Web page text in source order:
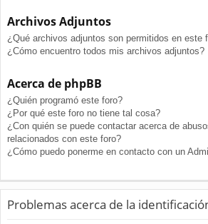
Archivos Adjuntos
¿Qué archivos adjuntos son permitidos en este
¿Cómo encuentro todos mis archivos adjuntos?
Acerca de phpBB
¿Quién programó este foro?
¿Por qué este foro no tiene tal cosa?
¿Con quién se puede contactar acerca de
relacionados con este foro?
¿Cómo puedo ponerme en contacto con un
Problemas acerca de la